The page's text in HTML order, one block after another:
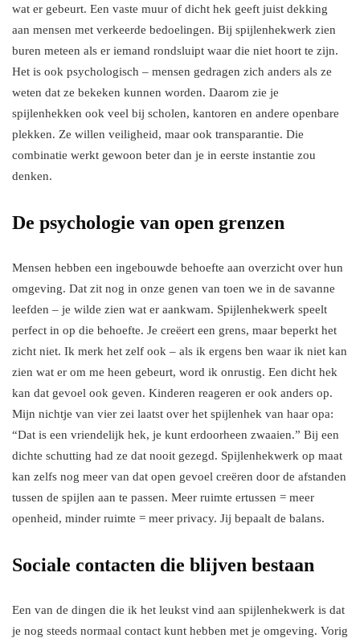
wat er gebeurt. Een vaste muur of dicht hek geeft juist dekking
aan mensen met verkeerde bedoelingen. Bij spijlenhekwerk zien
buren meteen als er iemand rondsluipt waar die niet hoort te zijn.
Het is ook psychologisch – mensen gedragen zich anders als ze
weten dat ze bekeken kunnen worden. Daarom zie je
spijlenhekken ook veel bij scholen, kantoren en andere openbare
plekken. Ze willen veiligheid, maar ook transparantie. Die
combinatie werkt gewoon beter dan je in eerste instantie zou
denken.
De psychologie van open grenzen
Mensen hebben een ingebouwde behoefte aan overzicht over hun
omgeving. Dat zit nog in onze genen van toen we in de savanne
leefden – je wilde zien wat er aankwam. Spijlenhekwerk speelt
perfect in op die behoefte. Je creëert een grens, maar beperkt het
zicht niet. Ik merk het zelf ook – als ik ergens ben waar ik niet kan
zien wat er om me heen gebeurt, word ik onrustig. Een dicht hek
kan dat gevoel ook geven. Kinderen reageren er ook anders op.
Mijn nichtje van vier zei laatst over het spijlenhek van haar opa:
“Dat is een vriendelijk hek, je kunt erdoorheen zwaaien.” Bij een
dichte schutting had ze dat nooit gezegd. Spijlenhekwerk op maat
kan zelfs nog meer van dat open gevoel creëren door de afstanden
tussen de spijlen aan te passen. Meer ruimte ertussen = meer
openheid, minder ruimte = meer privacy. Jij bepaalt de balans.
Sociale contacten die blijven bestaan
Een van de dingen die ik het leukst vind aan spijlenhekwerk is dat
je nog steeds normaal contact kunt hebben met je omgeving. Vorig